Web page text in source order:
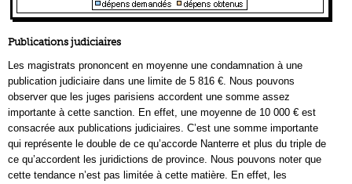
Publications judiciaires
Les magistrats prononcent en moyenne une condamnation à une
publication judiciaire dans une limite de 5 816 €. Nous pouvons
observer que les juges parisiens accordent une somme assez
importante à cette sanction. En effet, une moyenne de 10 000 € est
consacrée aux publications judiciaires. C’est une somme importante
qui représente le double de ce qu’accorde Nanterre et plus du triple de
ce qu’accordent les juridictions de province. Nous pouvons noter que
cette tendance n’est pas limitée à cette matière. En effet, les